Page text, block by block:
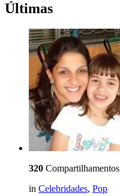
Últimas
320 Compartilhamentos
in Celebridades, Pop